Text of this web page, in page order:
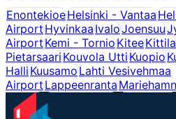
EnontekioeHelsinki - Vantaa
AirportHyvinkaaIvaloJoensuu
AirportKemi - TornioKiteeKittila
PietarsaariKouvola UttiKuopio
HalliKuusamoLahti Vesivehmaa
AirportLappeenrantaMariehamn